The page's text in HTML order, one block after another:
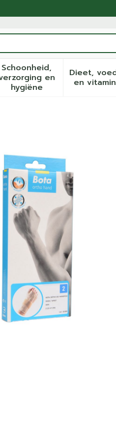
Schoonheid,
en
hygiëneToon submenu voor
Dieet,
en